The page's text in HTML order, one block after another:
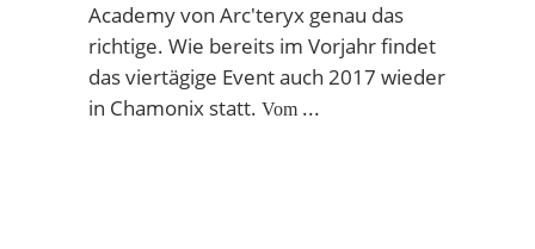
Academy von Arc'teryx genau das
richtige. Wie bereits im Vorjahr findet
das viertägige Event auch 2017 wieder
in Chamonix statt. Vom